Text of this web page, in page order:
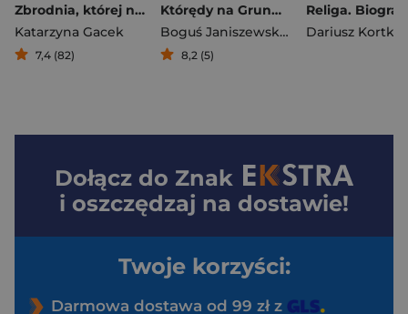
Zbrodnia, której nie było
Katarzyna Gacek
7,4 (82)
Którędy na Grunwald?
Boguś Janiszewski
, Agnieszka
8,2 (5)
Dariusz Kortko
Dołącz do Znak
i oszczędzaj na dostawie!
Twoje korzyści:
Darmowa dostawa od 99 zł z